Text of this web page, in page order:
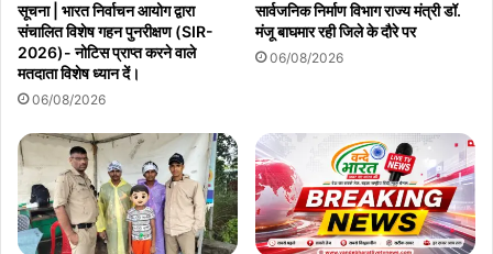
सूचना | भारत निर्वाचन आयोग द्वारा
संचालित विशेष गहन पुनरीक्षण (SIR-
2026)- नोटिस प्राप्त करने वाले
मतदाता विशेष ध्यान दें।
06/08/2026
सार्वजनिक निर्माण विभाग राज्य मंत्री डॉ.
मंजू बाघमार रही जिले के दौरे पर
06/08/2026